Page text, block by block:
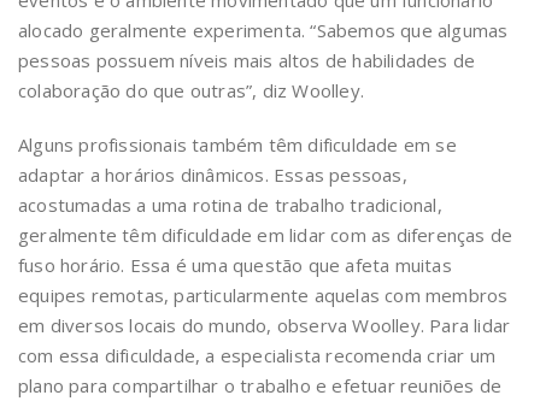
alocado geralmente experimenta. “Sabemos que algumas
pessoas possuem níveis mais altos de habilidades de
colaboração do que outras”, diz Woolley.
Alguns profissionais também têm dificuldade em se
adaptar a horários dinâmicos. Essas pessoas,
acostumadas a uma rotina de trabalho tradicional,
geralmente têm dificuldade em lidar com as diferenças de
fuso horário. Essa é uma questão que afeta muitas
equipes remotas, particularmente aquelas com membros
em diversos locais do mundo, observa Woolley. Para lidar
com essa dificuldade, a especialista recomenda criar um
plano para compartilhar o trabalho e efetuar reuniões de